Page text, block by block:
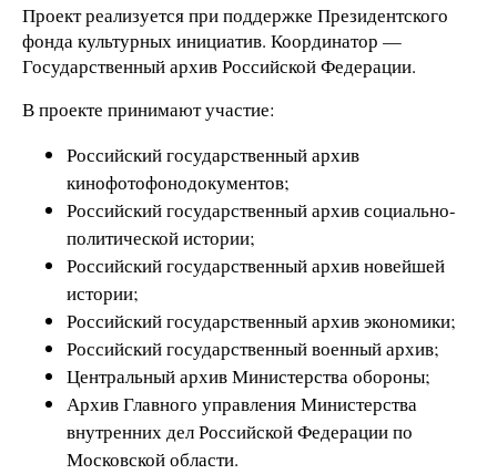
Проект реализуется при поддержке Президентского
фонда культурных инициатив. Координатор —
Государственный архив Российской Федерации.
В проекте принимают участие:
Российский государственный архив
кинофотофонодокументов;
Российский государственный архив социально-
политической истории;
Российский государственный архив новейшей
истории;
Российский государственный архив экономики;
Российский государственный военный архив;
Центральный архив Министерства обороны;
Архив Главного управления Министерства
внутренних дел Российской Федерации по
Московской области.